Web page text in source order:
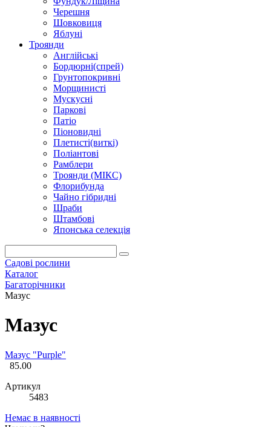
Черешня
Шовковиця
Яблуні
Троянди
Англійські
Бордюрні(спрей)
Грунтопокривні
Морщинисті
Мускусні
Паркові
Патіо
Піоновидні
Плетисті(виткі)
Поліантові
Рамблери
Троянди (МІКС)
Флорибунда
Чайно гібридні
Шраби
Штамбові
Японська селекція
Садові рослини
Каталог
Багаторічники
Мазус
Мазус
Мазус "Purple"
85.00
Артикул
5483
Немає в наявності